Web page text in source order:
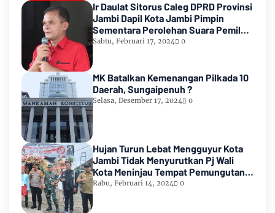
Ir Daulat Sitorus Caleg DPRD Provinsi
Jambi Dapil Kota Jambi Pimpin
Sementara Perolehan Suara Pemilu
2024
Sabtu, Februari 17, 2024 0
MK Batalkan Kemenangan Pilkada 10
Daerah, Sungaipenuh ?
Selasa, Desember 17, 2024 0
Hujan Turun Lebat Mengguyur Kota
Jambi Tidak Menyurutkan Pj Wali
Kota Meninjau Tempat Pemungutan
Suara Pemilu 2024
Rabu, Februari 14, 2024 0